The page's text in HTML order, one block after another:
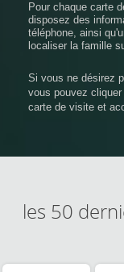
Pour chaque carte
disposez des
téléphone, ainsi
localiser la famille
Si vous ne désirez
vous pouvez
carte de visite et
les 50